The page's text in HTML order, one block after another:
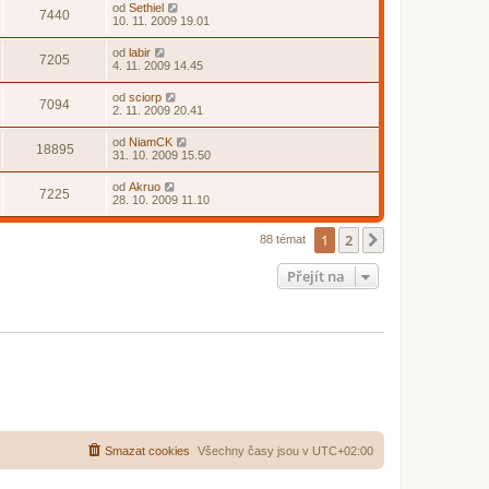
7440 od Sethiel
10. 11. 2009 19.01
7205 od labir
4. 11. 2009 14.45
7094 od sciorp
2. 11. 2009 20.41
18895 od NiamCK
31. 10. 2009 15.50
7225 od Akruo
28. 10. 2009 11.10
88 témat 1 2
Přejít na
Všechny časy jsou v UTC+02:00
Smazat cookies